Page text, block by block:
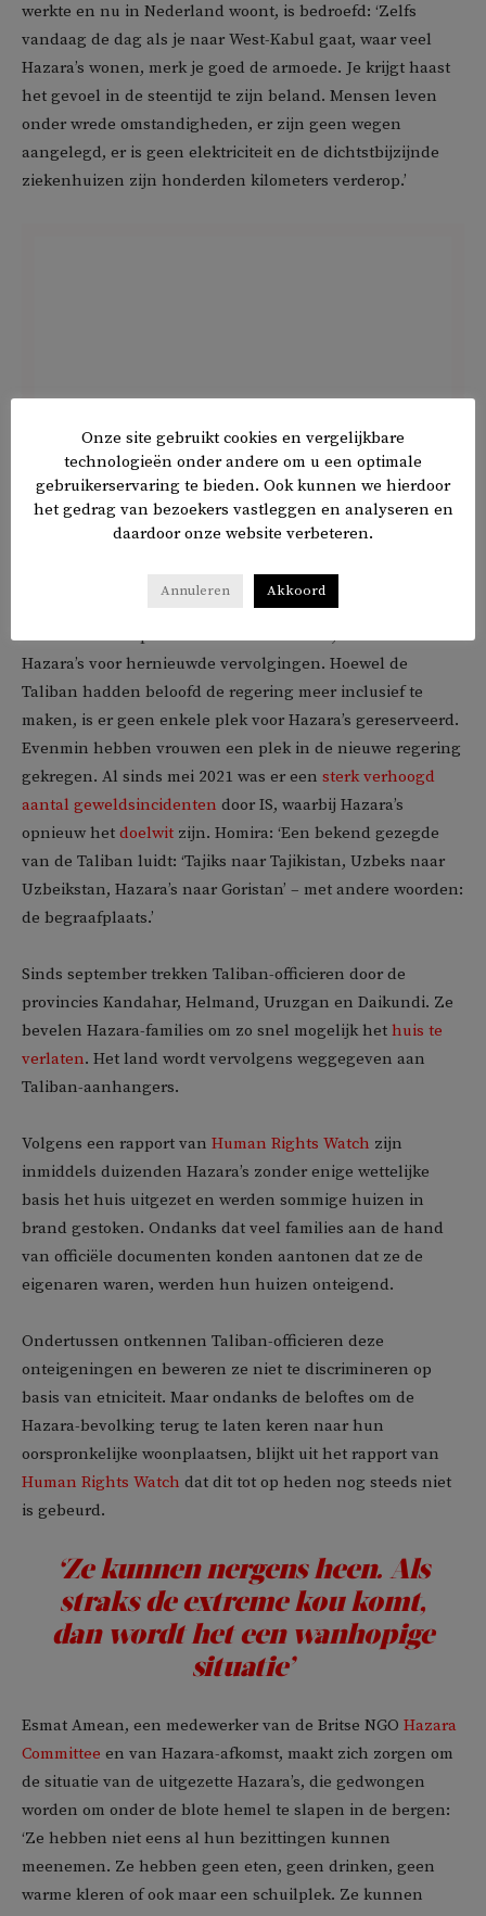
werkte en nu in Nederland woont, is bedroefd: ‘Zelfs
vandaag de dag als je naar West-Kabul gaat, waar veel
Hazara’s wonen, merk je goed de armoede. Je krijgt haast
het gevoel in de steentijd te zijn beland. Mensen leven
onder wrede omstandigheden, er zijn geen wegen
aangelegd, er is geen elektriciteit en de dichtstbijzijnde
ziekenhuizen zijn honderden kilometers verderop.’
Echo’s uit het verleden
Nu de Taliban opnieuw de macht hebben, vrezen de
Hazara’s voor hernieuwde vervolgingen. Hoewel de
Taliban hadden beloofd de regering meer inclusief te
maken, is er geen enkele plek voor Hazara’s gereserveerd.
Evenmin hebben vrouwen een plek in de nieuwe regering
gekregen. Al sinds mei 2021 was er een sterk verhoogd
aantal geweldsincidenten door IS, waarbij Hazara’s
opnieuw het doelwit zijn. Homira: ‘Een bekend gezegde
van de Taliban luidt: ‘Tajiks naar Tajikistan, Uzbeks naar
Uzbeikstan, Hazara’s naar Goristan’ – met andere woorden:
de begraafplaats.’
Sinds september trekken Taliban-officieren door de
provincies Kandahar, Helmand, Uruzgan en Daikundi. Ze
bevelen Hazara-families om zo snel mogelijk het huis te
verlaten. Het land wordt vervolgens weggegeven aan
Taliban-aanhangers.
Volgens een rapport van Human Rights Watch zijn
inmiddels duizenden Hazara’s zonder enige wettelijke
basis het huis uitgezet en werden sommige huizen in
brand gestoken. Ondanks dat veel families aan de hand
van officiële documenten konden aantonen dat ze de
eigenaren waren, werden hun huizen onteigend.
Ondertussen ontkennen Taliban-officieren deze
onteigeningen en beweren ze niet te discrimineren op
basis van etniciteit. Maar ondanks de beloftes om de
Hazara-bevolking terug te laten keren naar hun
oorspronkelijke woonplaatsen, blijkt uit het rapport van
Human Rights Watch dat dit tot op heden nog steeds niet
is gebeurd.
‘Ze kunnen nergens heen. Als
straks de extreme kou komt,
dan wordt het een wanhopige
situatie’
Esmat Amean, een medewerker van de Britse NGO Hazara
Committee en van Hazara-afkomst, maakt zich zorgen om
de situatie van de uitgezette Hazara’s, die gedwongen
worden om onder de blote hemel te slapen in de bergen:
‘Ze hebben niet eens al hun bezittingen kunnen
meenemen. Ze hebben geen eten, geen drinken, geen
warme kleren of ook maar een schuilplek. Ze kunnen
Onze site gebruikt cookies en vergelijkbare
technologieën onder andere om u een optimale
gebruikerservaring te bieden. Ook kunnen we hierdoor
het gedrag van bezoekers vastleggen en analyseren en
daardoor onze website verbeteren.
Annuleren Akkoord